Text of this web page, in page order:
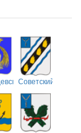
Советский